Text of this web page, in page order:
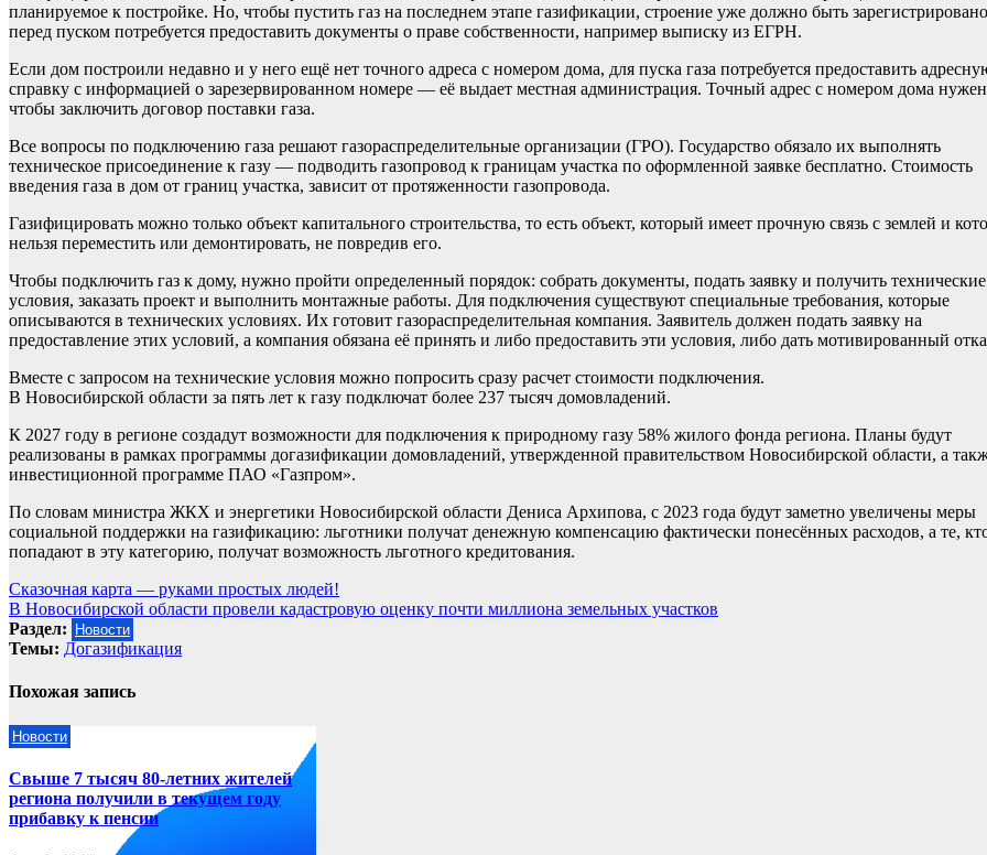
планируемое к постройке. Но, чтобы пустить газ на последнем этапе газификации, строение уже должно быть
перед пуском потребуется предоставить документы о праве собственности, например выписку из ЕГРН.
Если дом построили недавно и у него ещё нет точного адреса с номером дома, для пуска газа потребуется предоставить
справку с информацией о зарезервированном номере — её выдает местная администрация. Точный адрес с номером дома
чтобы заключить договор поставки газа.
Все вопросы по подключению газа решают газораспределительные организации (ГРО). Государство обязало их выполнять
техническое присоединение к газу — подводить газопровод к границам участка по оформленной заявке бесплатно. Стоимость
введения газа в дом от границ участка, зависит от протяженности газопровода.
Газифицировать можно только объект капитального строительства, то есть объект, который имеет прочную связь с землей и
нельзя переместить или демонтировать, не повредив его.
Чтобы подключить газ к дому, нужно пройти определенный порядок: собрать документы, подать заявку и получить технические
условия, заказать проект и выполнить монтажные работы. Для подключения существуют специальные требования, которые
описываются в технических условиях. Их готовит газораспределительная компания. Заявитель должен подать заявку на
предоставление этих условий, а компания обязана её принять и либо предоставить эти условия, либо дать мотивированный
Вместе с запросом на технические условия можно попросить сразу расчет стоимости подключения.
В Новосибирской области за пять лет к газу подключат более 237 тысяч домовладений.
К 2027 году в регионе создадут возможности для подключения к природному газу 58% жилого фонда региона. Планы будут
реализованы в рамках программы догазификации домовладений, утвержденной правительством Новосибирской области, а
инвестиционной программе ПАО «Газпром».
По словам министра ЖКХ и энергетики Новосибирской области Дениса Архипова, с 2023 года будут заметно увеличены меры
социальной поддержки на газификацию: льготники получат денежную компенсацию фактически понесённых расходов, а те,
попадают в эту категорию, получат возможность льготного кредитования.
Навигация
по
записям
Сказочная карта — руками простых людей!
В Новосибирской области провели кадастровую оценку почти миллиона земельных участков
Раздел:
Новости
Темы: Догазификация
Похожая запись
Новости
Свыше 7 тысяч 80-летних жителей
региона получили в текущем году
прибавку к пенсии